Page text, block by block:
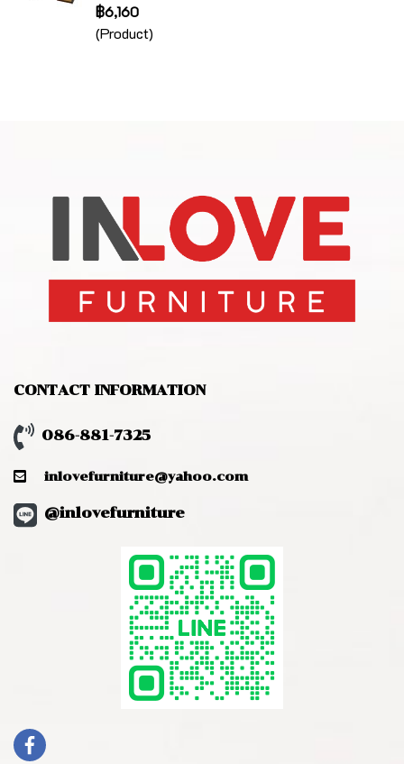
฿6,160
(Product)
CONTACT INFORMATION
086-881-7325
inlovefurniture@yahoo.com
@inlovefurniture